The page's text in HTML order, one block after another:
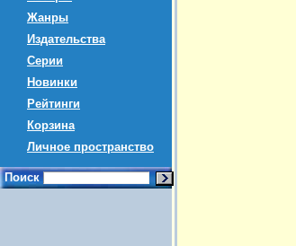
Жанры
Издательства
Серии
Новинки
Рейтинги
Корзина
Личное пространство
Поиск